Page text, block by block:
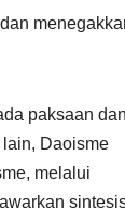
paksaan dan
Daoisme
melalui